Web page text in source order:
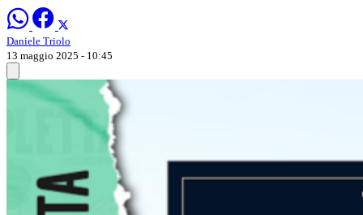
Daniele Triolo
13 maggio 2025 - 10:45